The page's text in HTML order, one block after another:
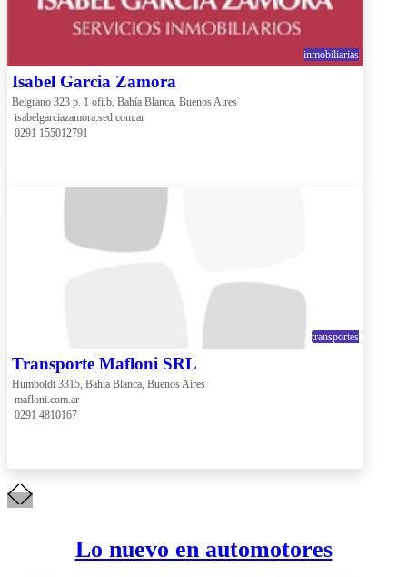
inmobiliarias
Isabel Garcia Zamora
Belgrano 323 p. 1 ofi.b, Bahía Blanca, Buenos Aires
isabelgarciazamora.sed.com.ar
0291 155012791
transportes
Transporte Mafloni SRL
Humboldt 3315, Bahía Blanca, Buenos Aires
mafloni.com.ar
0291 4810167
Lo nuevo en automotores